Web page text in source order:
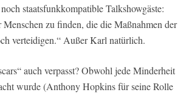
staatsfunkkompatible Talkshowgäste:
zu finden, die die Maßnahmen der
verteidigen.“ Außer Karl natürlich.
auch verpasst? Obwohl jede Minderheit
wurde (Anthony Hopkins für seine Rolle